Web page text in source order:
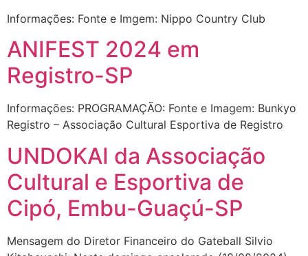
Informações: Fonte e Imgem: Nippo Country Club
ANIFEST 2024 em
Registro-SP
Informações: PROGRAMAÇÃO: Fonte e Imagem: Bunkyo
Registro – Associação Cultural Esportiva de Registro
UNDOKAI da Associação
Cultural e Esportiva de
Cipó, Embu-Guaçú-SP
Mensagem do Diretor Financeiro do Gateball Silvio